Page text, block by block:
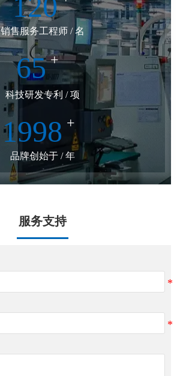
销售服务工程师 / 名
65 +
科技研发专利 / 项
1998 +
品牌创始于 / 年
服务支持